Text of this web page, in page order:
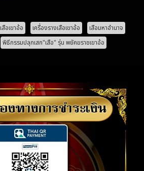
เสือเขาอ้อ เครื่องรางเสือเขาอ้อ
เสือมหาอำนาจ
พิธีกรรมปลุกเสก"เสือ" รุ่น พยัคฆราชเขาอ้อ